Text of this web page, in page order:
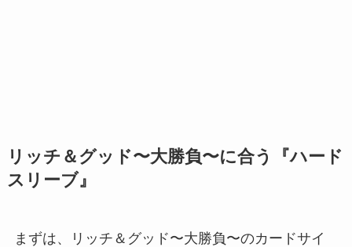
リッチ＆グッド〜大勝負〜に合う『ハード
スリーブ』
まずは、リッチ＆グッド〜大勝負〜のカードサイ